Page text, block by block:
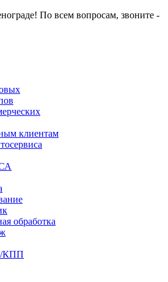
По всем вопросам, звоните -
клиентам
обработка
КПП